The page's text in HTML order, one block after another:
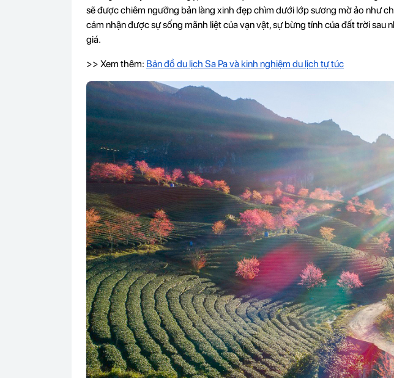
sẽ được chiêm ngưỡng bản làng xinh đẹp chìm dưới lớp sương mờ ảo như
cảm nhận được sự sống mãnh liệt của vạn vật, sự bừng tỉnh của đất trời sau
giá.
>> Xem thêm: Bản đồ du lịch Sa Pa và kinh nghiệm du lịch tự túc